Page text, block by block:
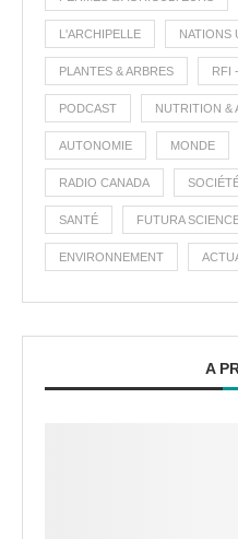
L'ARCHIPELLE NATIONS
PLANTES & ARBRES RFI
PODCAST NUTRITION &
AUTONOMIE MONDE
RADIO CANADA
SANTÉ FUTURA
ENVIRONNEMENT
A